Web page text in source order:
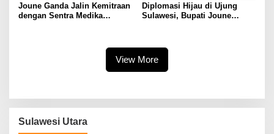
Joune Ganda Jalin Kemitraan
dengan Sentra Medika
Diplomasi Hijau di Ujung
Sulawesi, Bupati Joune
Global
View More
Sulawesi Utara